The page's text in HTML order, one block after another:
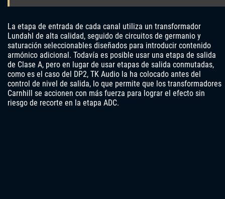
La etapa de entrada de cada canal utiliza un transformador
Lundahl de alta calidad, seguido de circuitos de germanio y
saturación seleccionables diseñados para introducir contenido
armónico adicional. Todavía es posible usar una etapa de salida
de Clase A, pero en lugar de usar etapas de salida conmutadas,
como es el caso del DP2, TK Audio la ha colocado antes del
control de nivel de salida, lo que permite que los transformadores
Carnhill se accionen con más fuerza para lograr el efecto sin
riesgo de recorte en la etapa ADC.